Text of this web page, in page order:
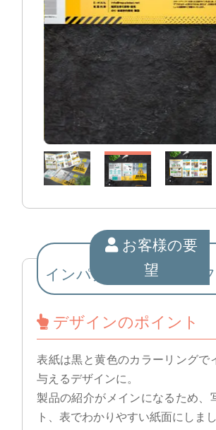
お客様の要
望
インパクトのあるパンフ
デザインのポイント
表紙は黒と黄色のカラーリングで
与えるデザインに。
製品の紹介がメインになるため、
ト、表でわかりやすい紙面にしまし